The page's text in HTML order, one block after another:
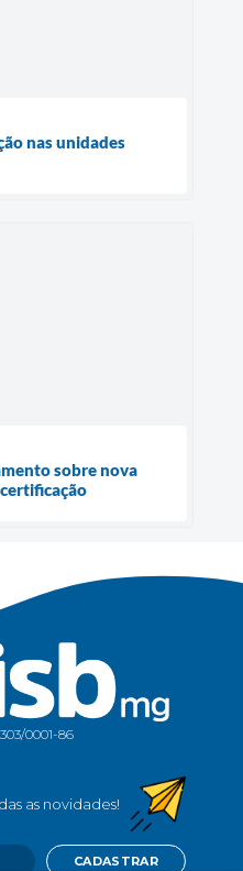
nas unidades
sobre nova
0001-86
CADASTRAR